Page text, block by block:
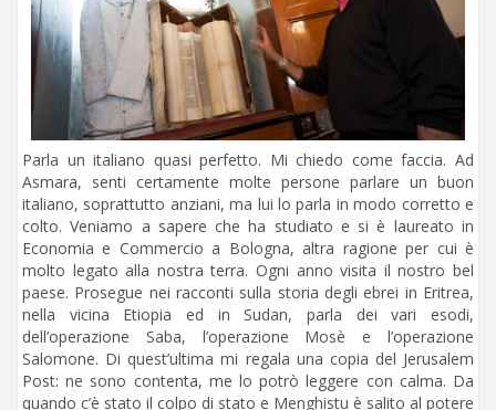
Parla un italiano quasi perfetto. Mi chiedo come faccia. Ad
Asmara, senti certamente molte persone parlare un buon
italiano, soprattutto anziani, ma lui lo parla in modo corretto e
colto. Veniamo a sapere che ha studiato e si è laureato in
Economia e Commercio a Bologna, altra ragione per cui è
molto legato alla nostra terra. Ogni anno visita il nostro bel
paese. Prosegue nei racconti sulla storia degli ebrei in Eritrea,
nella vicina Etiopia ed in Sudan, parla dei vari esodi,
dell’operazione Saba, l’operazione Mosè e l’operazione
Salomone. Di quest’ultima mi regala una copia del Jerusalem
Post: ne sono contenta, me lo potrò leggere con calma. Da
quando c’è stato il colpo di stato e Menghistu è salito al potere